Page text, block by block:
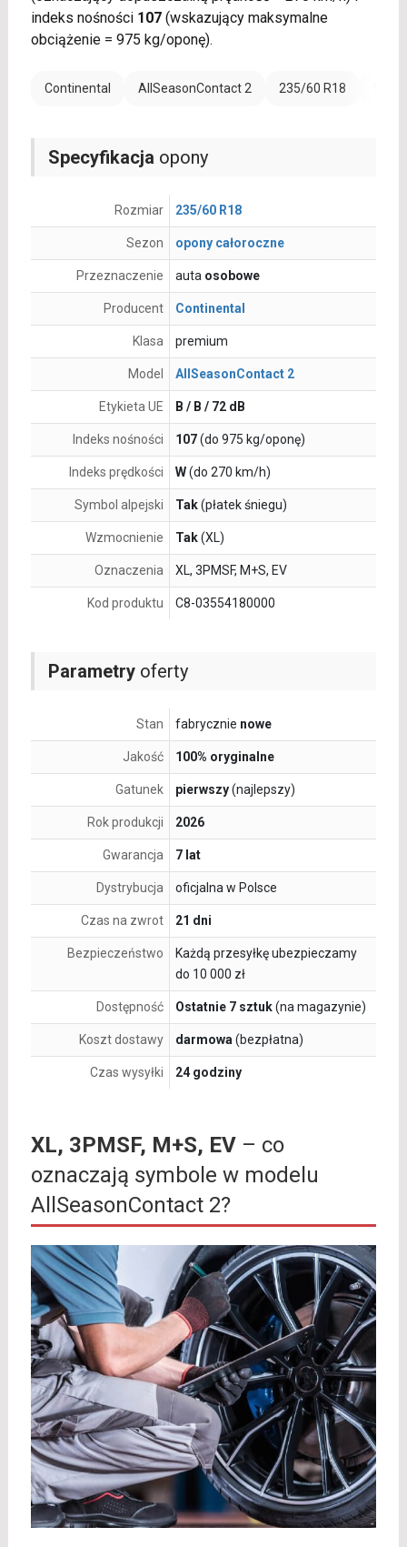
indeks nośności 107(wskazujący maksymalne
obciążenie = 975 kg/oponę).
Continental AllSeasonContact 2 235/60 R18
Parametryoferty
Stan fabrycznie nowe
Jakość 100% oryginalne
Gatunek pierwszy(najlepszy)
Rok produkcji 2026
Gwarancja 7 lat
Dystrybucja oficjalna w Polsce
Czas na zwrot 21 dni
Bezpieczeństwo
Każdą przesyłkę ubezpieczamy
do 10 000 zł
Dostępność Ostatnie 7 sztuk(na magazynie)
Koszt dostawy darmowa (bezpłatna)
Czas wysyłki 24 godziny
Specyfikacja opony
Rozmiar 235/60 R18
Sezon opony całoroczne
Przeznaczenie auta osobowe
Producent Continental
Klasa premium
Model AllSeasonContact 2
Etykieta UE B / B / 72 dB
Indeks nośności 107(do 975 kg/oponę)
Indeks prędkości W(do 270 km/h)
Symbol alpejski Tak(płatek śniegu)
Wzmocnienie Tak(XL)
Oznaczenia XL, 3PMSF, M+S, EV
Kod produktu C8-03554180000
XL, 3PMSF, M+S, EV– co
oznaczają symbole w modelu
AllSeasonContact 2?